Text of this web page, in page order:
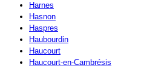
Harnes
Hasnon
Haspres
Haubourdin
Haucourt
Haucourt-en-Cambrésis